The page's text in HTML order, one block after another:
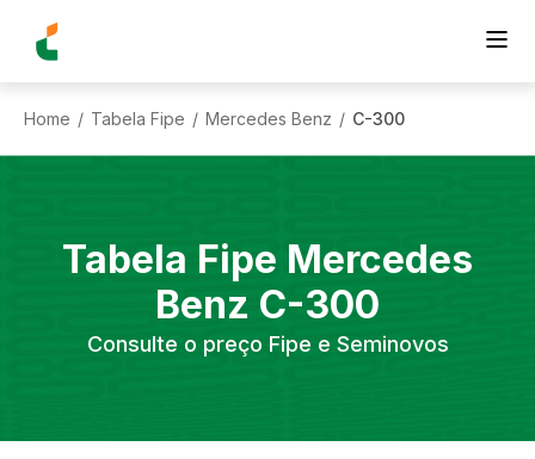
Home / Tabela Fipe / Mercedes Benz / C-300
Tabela Fipe Mercedes
Benz C-300
Consulte o preço Fipe e Seminovos